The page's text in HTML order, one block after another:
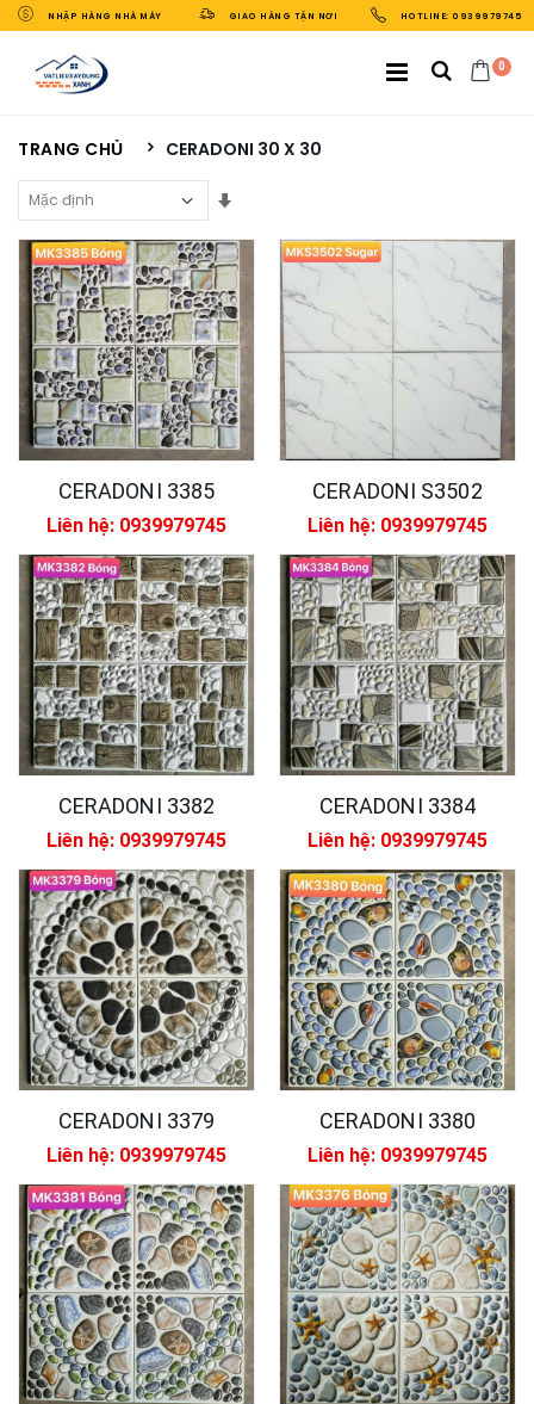
NHẬP HÀNG NHÀ MÁY GIAO HÀNG TẬN NƠI HOTLINE: 0939979745
0
TRANG CHỦ CERADONI 30 X 30
Sắp Xếp Theo
CERADONI 3385
Liên hệ: 0939979745
CERADONI S3502
Liên hệ: 0939979745
CERADONI 3382
Liên hệ: 0939979745
CERADONI 3384
Liên hệ: 0939979745
CERADONI 3379
Liên hệ: 0939979745
CERADONI 3380
Liên hệ: 0939979745